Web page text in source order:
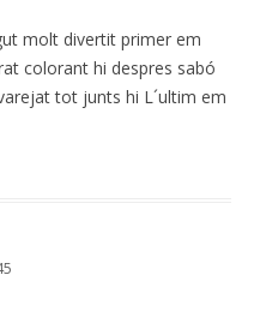
molt divertit primer em
colorant hi despres sabó
tot junts hi L´ultim em